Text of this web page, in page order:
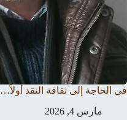
في الحاجة إلى ثقافة النقد أولاً…
مارس 4, 2026